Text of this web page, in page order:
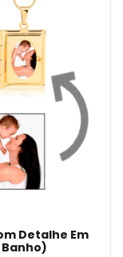
Detalhe Em